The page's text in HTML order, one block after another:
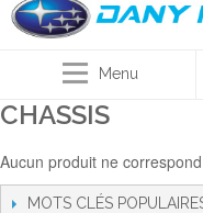
Menu
CHASSIS
Aucun produit ne
MOTS CLÉS